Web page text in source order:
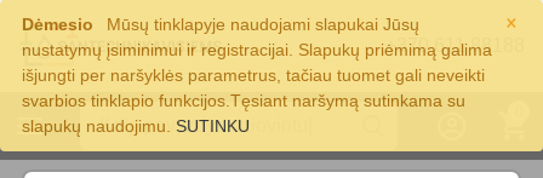
×
Dėmesio
Mūsų tinklapyje naudojami slapukai Jūsų
nustatymų įsiminimui ir registracijai. Slapukų priėmimą galima
išjungti per naršyklės parametrus, tačiau tuomet gali neveikti
svarbios tinklapio funkcijos.Tęsiant naršymą sutinkama su
slapukų naudojimu. SUTINKU
+370 611 88188